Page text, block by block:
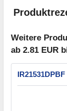
Weitere
ab 2.81 EUR
IR21531DPBF